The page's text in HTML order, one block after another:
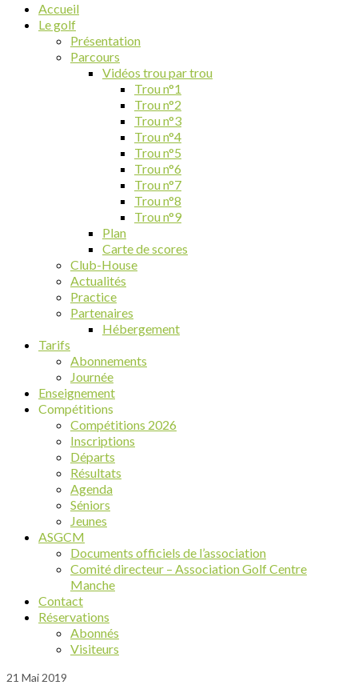
Accueil
Le golf
Présentation
Parcours
Vidéos trou par trou
Trou n°1
Trou n°2
Trou n°3
Trou n°4
Trou n°5
Trou n°6
Trou n°7
Trou n°8
Trou n°9
Plan
Carte de scores
Club-House
Actualités
Practice
Partenaires
Hébergement
Tarifs
Abonnements
Journée
Enseignement
Compétitions
Compétitions 2026
Inscriptions
Départs
Résultats
Agenda
Séniors
Jeunes
ASGCM
Documents officiels de l’association
Comité directeur – Association Golf Centre
Manche
Contact
Réservations
Abonnés
Visiteurs
21 Mai 2019